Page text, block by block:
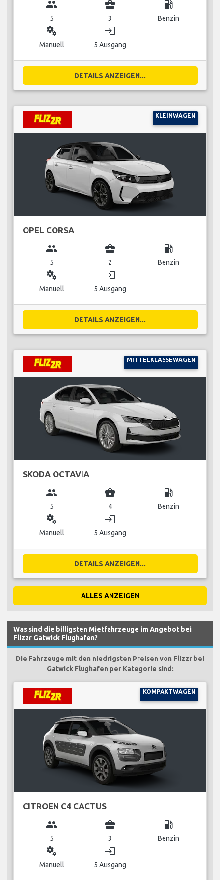
group
5
business_center
3
local_gas_station
Benzin
miscellaneous_services
Manuell
login
5 Ausgang
DETAILS ANZEIGEN...
KLEINWAGEN
OPEL CORSA
group
5
business_center
2
local_gas_station
Benzin
miscellaneous_services
Manuell
login
5 Ausgang
DETAILS ANZEIGEN...
MITTELKLASSEWAGEN
SKODA OCTAVIA
group
5
business_center
4
local_gas_station
Benzin
miscellaneous_services
Manuell
login
5 Ausgang
DETAILS ANZEIGEN...
ALLES ANZEIGEN
Was sind die billigsten Mietfahrzeuge im Angebot bei
Flizzr Gatwick Flughafen?
Die Fahrzeuge mit den niedrigsten Preisen von Flizzr bei
Gatwick Flughafen per Kategorie sind:
KOMPAKTWAGEN
CITROEN C4 CACTUS
group
5
business_center
3
local_gas_station
Benzin
miscellaneous_services
Manuell
login
5 Ausgang